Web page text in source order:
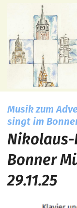
Zum Inhalt
Musik zum
singt im
Bonner
29.11.25